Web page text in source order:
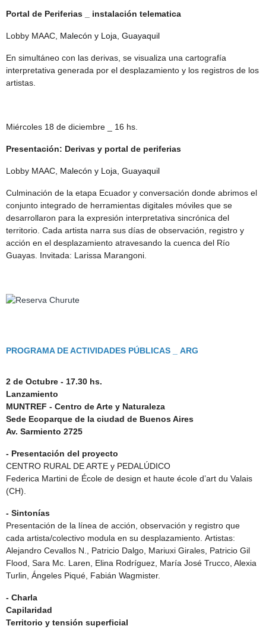
Portal de Periferias _ instalación telematica
Lobby MAAC, Malecón y Loja, Guayaquil
En simultáneo con las derivas, se visualiza una cartografía
interpretativa generada por el desplazamiento y los registros de los
artistas.
Miércoles 18 de diciembre _ 16 hs.
Presentación: Derivas y portal de periferias
Lobby MAAC, Malecón y Loja, Guayaquil
Culminación de la etapa Ecuador y conversación donde abrimos el
conjunto integrado de herramientas digitales móviles que se
desarrollaron para la expresión interpretativa sincrónica del
territorio. Cada artista narra sus días de observación, registro y
acción en el desplazamiento atravesando la cuenca del Río
Guayas. Invitada: Larissa Marangoni.
PROGRAMA DE ACTIVIDADES PÚBLICAS _ ARG
2 de Octubre - 17.30 hs.
Lanzamiento
MUNTREF - Centro de Arte y Naturaleza
Sede Ecoparque de la ciudad de Buenos Aires
Av. Sarmiento 2725
- Presentación del proyecto
CENTRO RURAL DE ARTE y PEDALÚDICO
Federica Martini de École de design et haute école d’art du Valais
(CH).
- Sintonías
Presentación de la línea de acción, observación y registro que
cada artista/colectivo modula en su desplazamiento. Artistas:
Alejandro Cevallos N., Patricio Dalgo, Mariuxi Girales, Patricio Gil
Flood, Sara Mc. Laren, Elina Rodríguez, María José Trucco, Alexia
Turlin, Ángeles Piqué, Fabián Wagmister.
- Charla
Capilaridad
Territorio y tensión superficial